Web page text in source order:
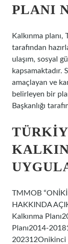
PLANI
Kalkınma planı,
tarafından
ulaşım, sosyal
kapsamaktadır.
amaçlayan ve
belirleyen bir
Başkanlığı
TMMOB
HAKKINDA
Kalkınma
Planı2014-
202312Onikinci